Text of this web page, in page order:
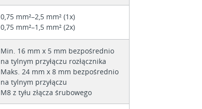
0,75 mm²–2,5 mm² (1x)
0,75 mm²–1,5 mm² (2x)
Min. 16 mm x 5 mm bezpośrednio
na tylnym przyłączu rozłącznika
Maks. 24 mm x 8 mm bezpośrednio
na tylnym przyłączu
M8 z tyłu złącza śrubowego